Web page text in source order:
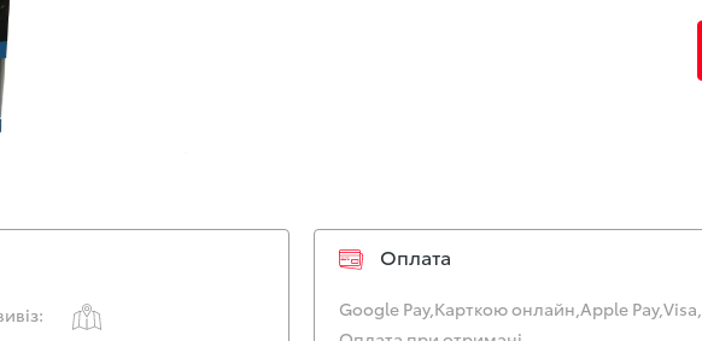
Оплата
Google Pay,Карткою онлайн,Apple Pay,Visa,